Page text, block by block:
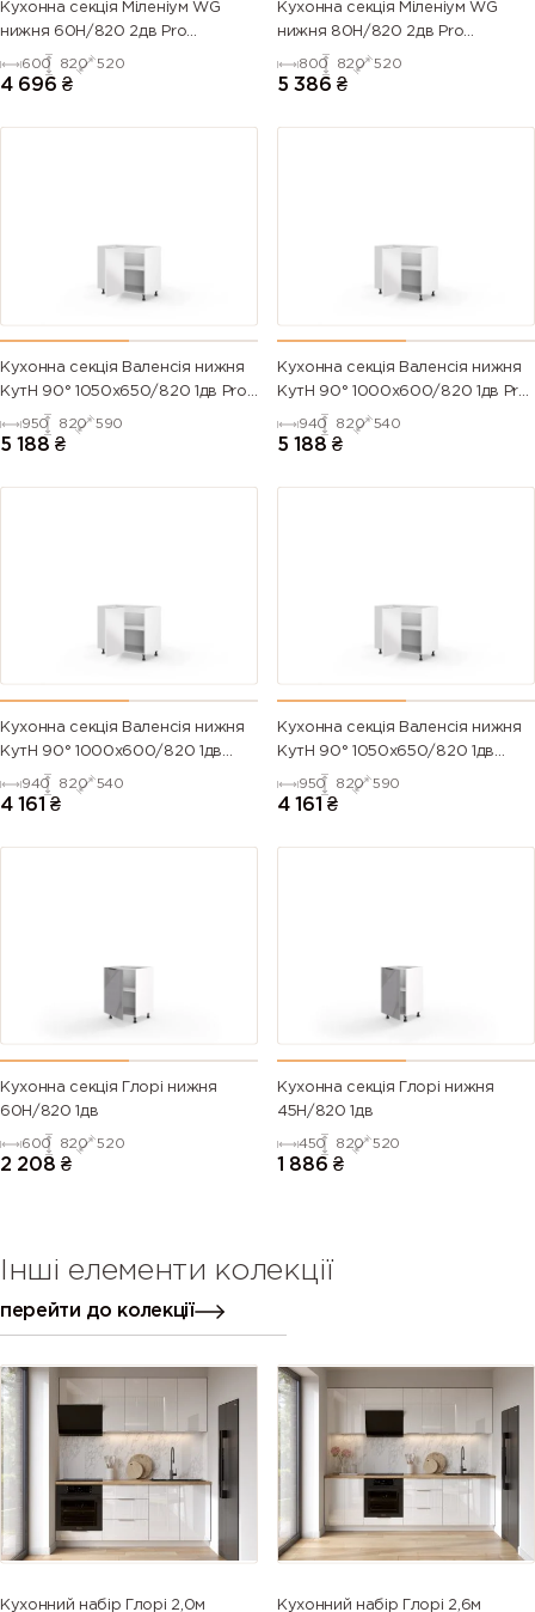
Кухонна секція Міленіум WG
нижня 60Н/820 2дв Pro
Blum(Білий/Глянець Білий)
600 820 520
4 696 ₴
Кухонна секція Міленіум WG
нижня 80Н/820 2дв Pro
Blum(Білий/Глянець Білий (Серія
М))
800 820 520
5 386 ₴
Кухонна секція Валенсія нижня
КутН 90° 1050х650/820 1дв Pro
Blum (Білий/Напівмат Білий
9003)
950 820 590
5 188 ₴
Кухонна секція Валенсія нижня
КутН 90° 1000х600/820 1дв Pro
Blum (Білий/Напівмат Білий
9003)
940 820 540
5 188 ₴
Кухонна секція Валенсія нижня
КутН 90° 1000х600/820 1дв
(Білий/Напівмат Білий 9003)
940 820 540
4 161 ₴
Кухонна секція Валенсія нижня
КутН 90° 1050х650/820 1дв
(Білий/Напівмат Білий 9003)
950 820 590
4 161 ₴
Кухонна секція Глорі нижня
60Н/820 1дв
600 820 520
2 208 ₴
Кухонна секція Глорі нижня
45Н/820 1дв
450 820 520
1 886 ₴
Інші елементи колекції
перейти до колекції
Кухонний набір Глорі 2,0м Кухонний набір Глорі 2,6м